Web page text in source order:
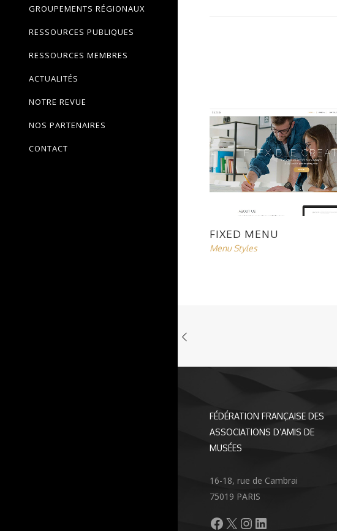
GROUPEMENTS RÉGIONAUX
RESSOURCES PUBLIQUES
RESSOURCES MEMBRES
ACTUALITÉS
NOTRE REVUE
NOS PARTENAIRES
CONTACT
FIXED MENU
Menu Styles
FÉDÉRATION FRANÇAISE DES
ASSOCIATIONS D’AMIS DE
MUSÉES
16-18, rue de Cambrai
75019 PARIS
Facebook
X Instagram
LinkedIn